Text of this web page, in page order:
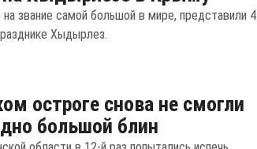
звание самой большой в мире, представили 4
Хыдырлез.
остроге снова не смогли
большой блин